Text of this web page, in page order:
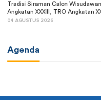
Tradisi Siraman Calon
Angkatan XXXIII, TRO Angkatan
04 AGUSTUS 2026
Agenda